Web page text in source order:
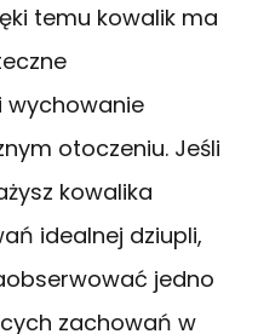
temu kowalik ma
wychowanie
otoczeniu. Jeśli
kowalika
idealnej dziupli,
jedno
zachowań w